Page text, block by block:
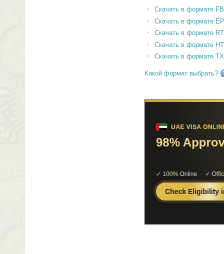
Скачать в формате
Скачать в формате
Скачать в формате
Скачать в формате
Скачать в формате
Какой формат выбрать?